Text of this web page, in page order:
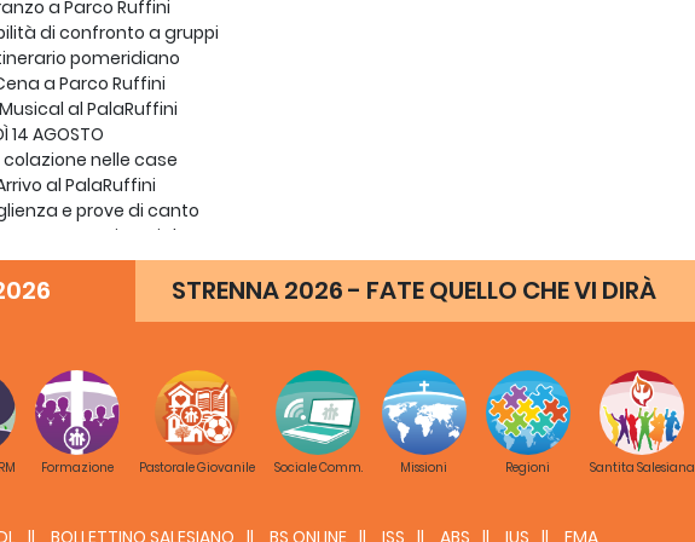
a Parco Ruffini
di confronto a gruppi
pomeridiano
a Parco Ruffini
al PalaRuffini
14 AGOSTO
colazione nelle case
al PalaRuffini
e prove di canto
penitenziale
Messa
a Parco Ruffini
by night
sacco
15 AGOSTO
e colazione nelle case
STRENNA 2026 - FATE QUELLO CHE VI DIRÀ
Formazione Pastorale Giovanile Sociale Comm. Missioni Regioni Santita Salesiana